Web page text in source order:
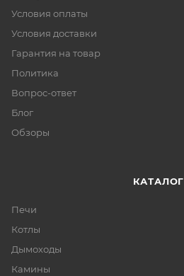
Условия оплаты
Условия доставки
Гарантия на товар
Политика
Вопрос-ответ
Блог
Обзоры
КАТАЛОГ
Печи
Котлы
Дымоходы
Камины